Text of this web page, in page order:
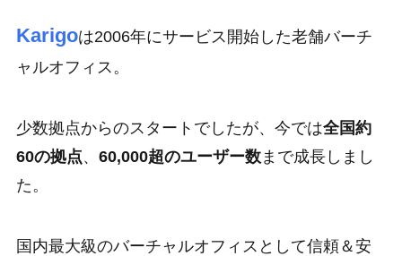
Karigoは2006年にサービス開始した老舗バーチ
ャルオフィス。
少数拠点からのスタートでしたが、今では全国約
60の拠点、 60,000超のユーザー数まで成長しまし
た。
国内最大級のバーチャルオフィス として信頼＆安